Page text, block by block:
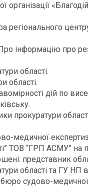
організації
регіонального
інформацію про
області.
області.
дій по
прокуратури
медичної
ТОВ “ГРП АСМУ” на
представник
області та ГУ НП в
судово-